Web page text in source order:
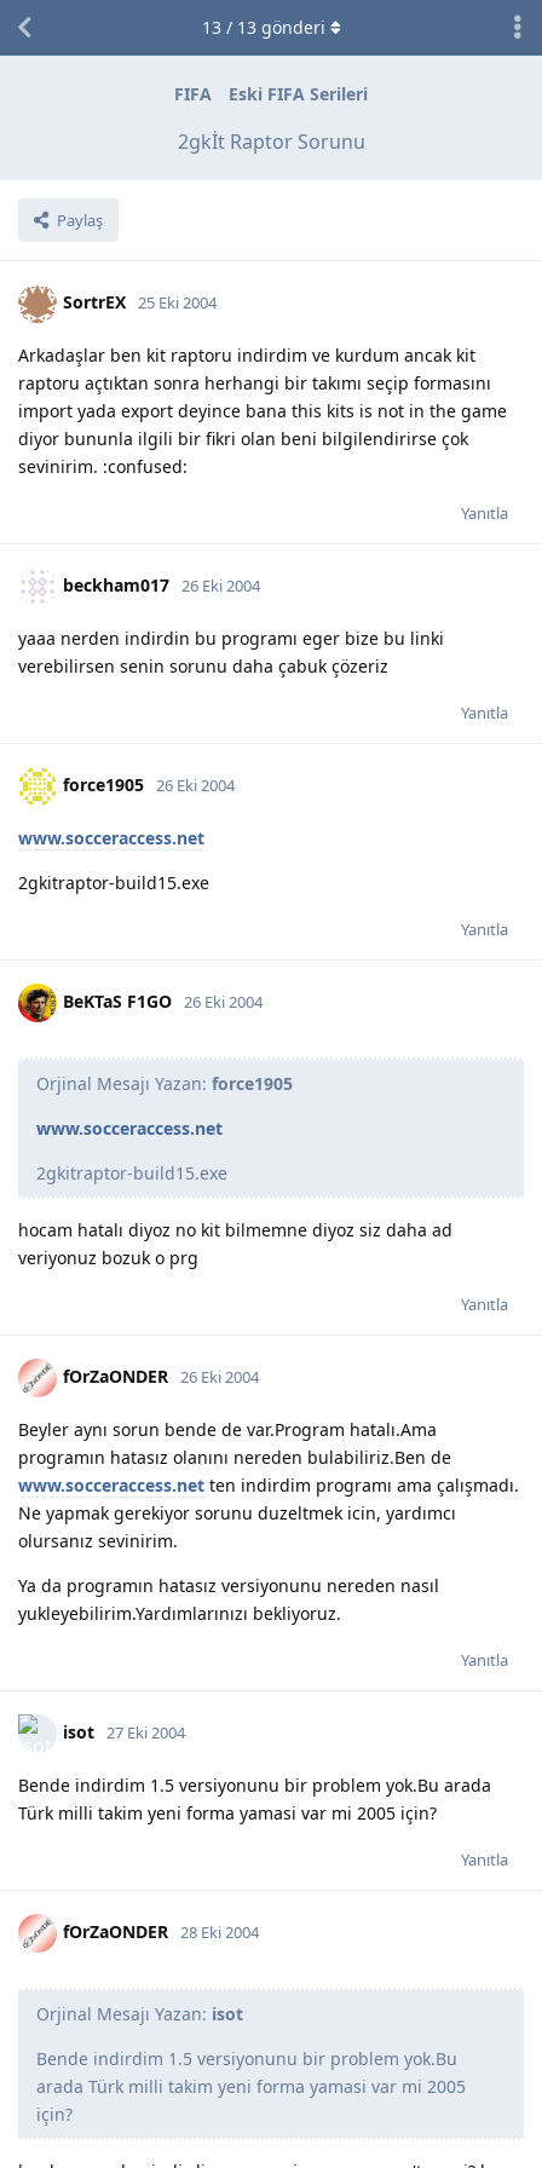
FIFA Eski FIFA Serileri
2gkİt Raptor Sorunu
Paylaş
13 / 13 gönderi
SortrEX 25 Eki 2004
Arkadaşlar ben kit raptoru indirdim ve kurdum ancak kit
raptoru açtıktan sonra herhangi bir takımı seçip formasını
import yada export deyince bana this kits is not in the game
diyor bununla ilgili bir fikri olan beni bilgilendirirse çok
sevinirim. :confused:
Yanıtla
beckham017 26 Eki 2004
yaaa nerden indirdin bu programı eger bize bu linki
verebilirsen senin sorunu daha çabuk çözeriz
Yanıtla
force1905 26 Eki 2004
www.socceraccess.net
2gkitraptor-build15.exe
Yanıtla
BeKTaS F1GO 26 Eki 2004
Orjinal Mesajı Yazan: force1905
www.socceraccess.net
2gkitraptor-build15.exe
hocam hatalı diyoz no kit bilmemne diyoz siz daha ad
veriyonuz bozuk o prg
Yanıtla
fOrZaONDER 26 Eki 2004
Beyler aynı sorun bende de var.Program hatalı.Ama
programın hatasız olanını nereden bulabiliriz.Ben de
www.socceraccess.net ten indirdim programı ama çalışmadı.
Ne yapmak gerekiyor sorunu duzeltmek icin, yardımcı
olursanız sevinirim.
Ya da programın hatasız versiyonunu nereden nasıl
yukleyebilirim.Yardımlarınızı bekliyoruz.
Yanıtla
isot 27 Eki 2004
Bende indirdim 1.5 versiyonunu bir problem yok.Bu arada
Türk milli takim yeni forma yamasi var mi 2005 için?
Yanıtla
fOrZaONDER 28 Eki 2004
Orjinal Mesajı Yazan: isot
Bende indirdim 1.5 versiyonunu bir problem yok.Bu
arada Türk milli takim yeni forma yamasi var mi 2005
için?